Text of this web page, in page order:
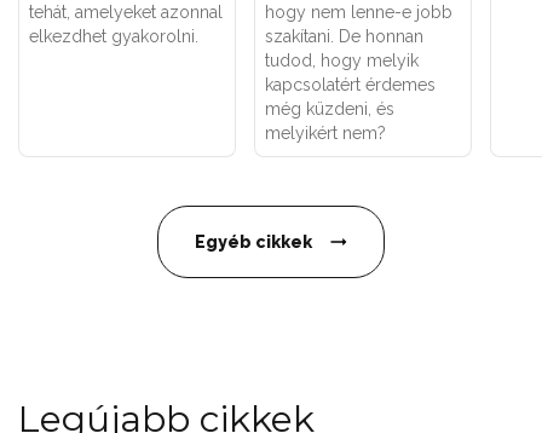
tehát, amelyeket azonnal
elkezdhet gyakorolni.
hogy nem lenne-e jobb
szakítani. De honnan
tudod, hogy melyik
kapcsolatért érdemes
még küzdeni, és
melyikért nem?
Egyéb cikkek
Legújabb cikkek